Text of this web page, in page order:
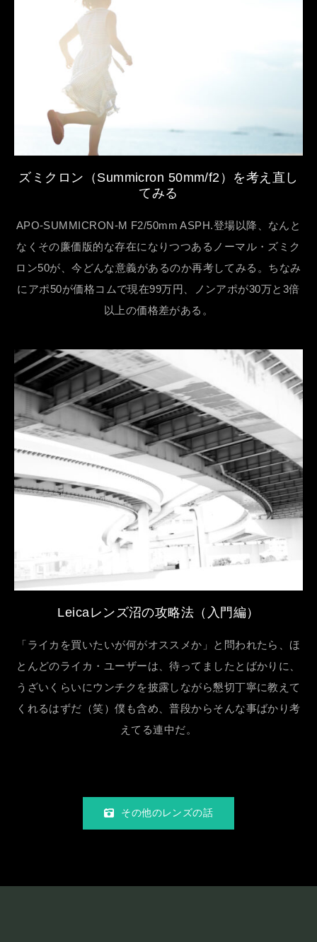
ズミクロン（Summicron 50mm/f2）を考え直し
てみる
APO-SUMMICRON-M F2/50mm ASPH.登場以降、なんと
なくその廉価版的な存在になりつつあるノーマル・ズミク
ロン50が、今どんな意義があるのか再考してみる。ちなみ
にアポ50が価格コムで現在99万円、ノンアポが30万と3倍
以上の価格差がある。
Leicaレンズ沼の攻略法（入門編）
「ライカを買いたいが何がオススメか」と問われたら、ほ
とんどのライカ・ユーザーは、待ってましたとばかりに、
うざいくらいにウンチクを披露しながら懇切丁寧に教えて
くれるはずだ（笑）僕も含め、普段からそんな事ばかり考
えてる連中だ。
その他のレンズの話